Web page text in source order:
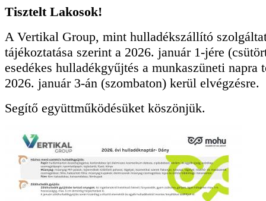
Tisztelt Lakosok!
A Vertikal Group, mint hulladékszállító
tájékoztatása szerint a 2026. január 1-jére
esedékes hulladékgyűjtés a munkaszüneti napra
2026. január 3-án (szombaton) kerül elvégzésre.
Segítő együttműködésüket köszönjük.